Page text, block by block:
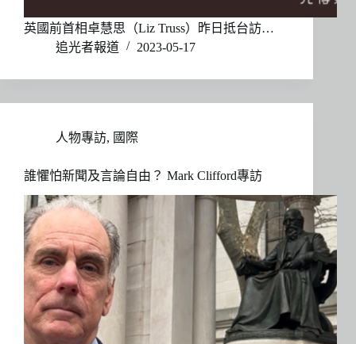
英國前首相卓慧思（Liz Truss）昨日抵台訪…
追光者報道
2023-05-17
人物專訪, 國際
誰懼怕新聞及言論自由？ Mark Clifford專訪